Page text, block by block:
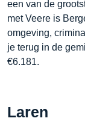
een van de
met Veere is
omgeving,
je terug in de
€6.181.
Laren